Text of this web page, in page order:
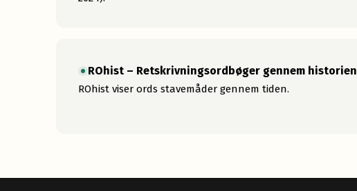
ROhist – Retskrivningsordbøger gennem historien
ROhist viser ords stavemåder gennem tiden.